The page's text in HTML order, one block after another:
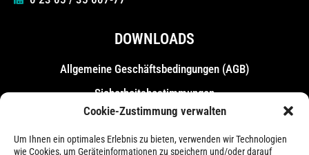
Cookie-Zustimmung verwalten
Um Ihnen ein optimales Erlebnis zu bieten, verwenden wir Technologien
wie Cookies, um Geräteinformationen zu speichern und/oder darauf
DOWNLOADS
Allgemeine Geschäfts­bedingungen (AGB)
Sicherheitsbestimmungen
Messebestimmungen